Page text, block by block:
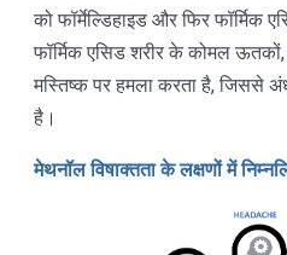
को फॉर्मेल्डिहाइड और फिर फॉर्मिक
फॉर्मिक एसिड शरीर के कोमल
मस्तिष्क पर हमला करता है, जिससे
है।
मेथनॉल विषाक्तता के लक्षणों में